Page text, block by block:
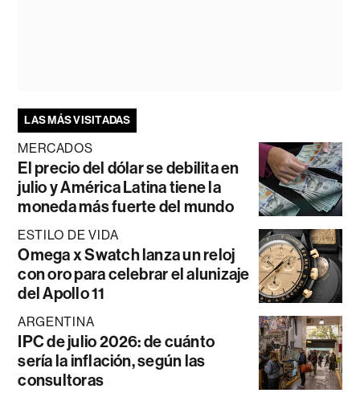
LAS MÁS VISITADAS
MERCADOS
El precio del dólar se debilita en
julio y América Latina tiene la
moneda más fuerte del mundo
ESTILO DE VIDA
Omega x Swatch lanza un reloj
con oro para celebrar el alunizaje
del Apollo 11
ARGENTINA
IPC de julio 2026: de cuánto
sería la inflación, según las
consultoras